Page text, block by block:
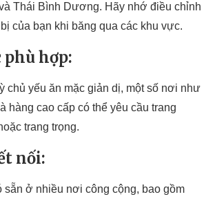
Thái Bình Dương. Hãy nhớ điều chỉnh
của bạn khi băng qua các khu vực.
phù hợp:
chủ yếu ăn mặc giản dị, một số nơi như
hàng cao cấp có thể yêu cầu trang
trang trọng.
nối:
sẵn ở nhiều nơi công cộng, bao gồm